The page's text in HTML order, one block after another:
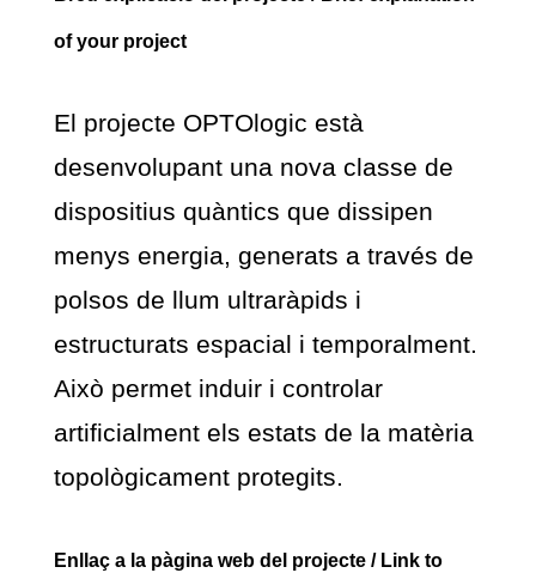
of your project
El projecte OPTOlogic està
desenvolupant una nova classe de
dispositius quàntics que dissipen
menys energia, generats a través de
polsos de llum ultraràpids i
estructurats espacial i temporalment.
Això permet induir i controlar
artificialment els estats de la matèria
topològicament protegits.
Enllaç a la pàgina web del projecte / Link to